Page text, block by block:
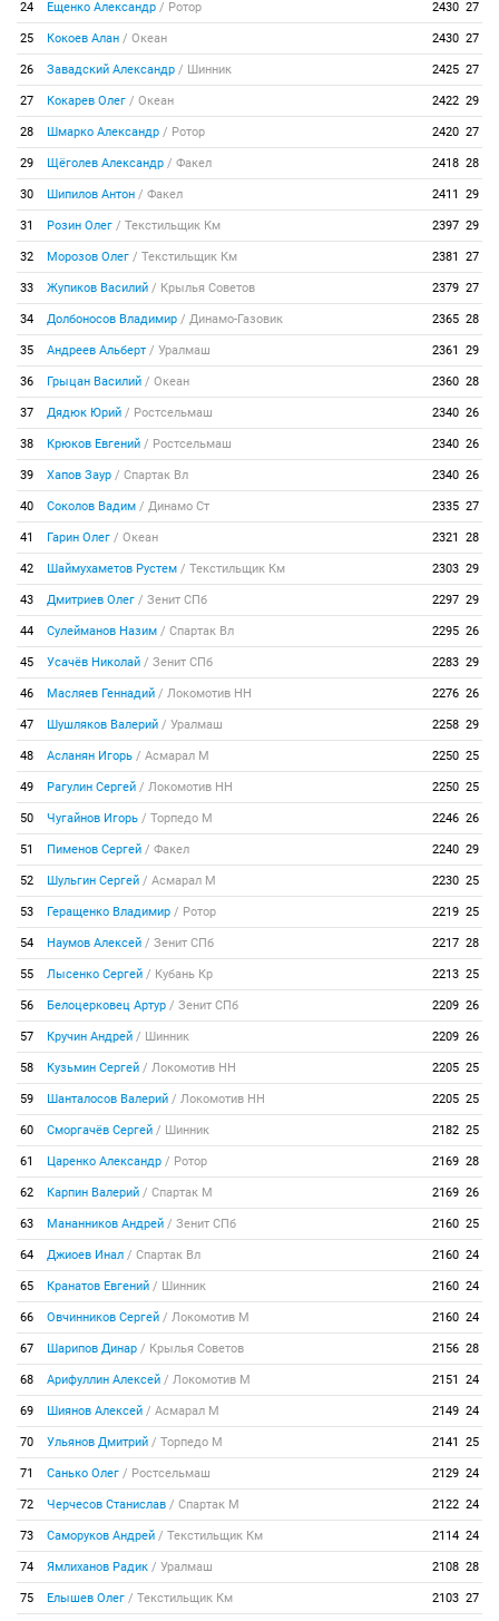
24 Ещенко Александр / Ротор 2430 27
25 Кокоев Алан / Океан 2430 27
26 Завадский Александр / Шинник 2425 27
27 Кокарев Олег / Океан 2422 29
28 Шмарко Александр / Ротор 2420 27
29 Щёголев Александр / Факел 2418 28
30 Шипилов Антон / Факел 2411 29
31 Розин Олег / Текстильщик Км 2397 29
32 Морозов Олег / Текстильщик Км 2381 27
33 Жупиков Василий / Крылья Советов 2379 27
34 Долбоносов Владимир / Динамо-Газовик 2365 28
35 Андреев Альберт / Уралмаш 2361 29
36 Грыцан Василий / Океан 2360 28
37 Дядюк Юрий / Ростсельмаш 2340 26
38 Крюков Евгений / Ростсельмаш 2340 26
39 Хапов Заур / Спартак Вл 2340 26
40 Соколов Вадим / Динамо Ст 2335 27
41 Гарин Олег / Океан 2321 28
42 Шаймухаметов Рустем / Текстильщик Км 2303 29
43 Дмитриев Олег / Зенит СПб 2297 29
44 Сулейманов Назим / Спартак Вл 2295 26
45 Усачёв Николай / Зенит СПб 2283 29
46 Масляев Геннадий / Локомотив НН 2276 26
47 Шушляков Валерий / Уралмаш 2258 29
48 Асланян Игорь / Асмарал М 2250 25
49 Рагулин Сергей / Локомотив НН 2250 25
50 Чугайнов Игорь / Торпедо М 2246 26
51 Пименов Сергей / Факел 2240 29
52 Шульгин Сергей / Асмарал М 2230 25
53 Геращенко Владимир / Ротор 2219 25
54 Наумов Алексей / Зенит СПб 2217 28
55 Лысенко Сергей / Кубань Кр 2213 25
56 Белоцерковец Артур / Зенит СПб 2209 26
57 Кручин Андрей / Шинник 2209 26
58 Кузьмин Сергей / Локомотив НН 2205 25
59 Шанталосов Валерий / Локомотив НН 2205 25
60 Сморгачёв Сергей / Шинник 2182 25
61 Царенко Александр / Ротор 2169 28
62 Карпин Валерий / Спартак М 2169 26
63 Мананников Андрей / Зенит СПб 2160 25
64 Джиоев Инал / Спартак Вл 2160 24
65 Кранатов Евгений / Шинник 2160 24
66 Овчинников Сергей / Локомотив М 2160 24
67 Шарипов Динар / Крылья Советов 2156 28
68 Арифуллин Алексей / Локомотив М 2151 24
69 Шиянов Алексей / Асмарал М 2149 24
70 Ульянов Дмитрий / Торпедо М 2141 25
71 Санько Олег / Ростсельмаш 2129 24
72 Черчесов Станислав / Спартак М 2122 24
73 Саморуков Андрей / Текстильщик Км 2114 24
74 Ямлиханов Радик / Уралмаш 2108 28
75 Елышев Олег / Текстильщик Км 2103 27